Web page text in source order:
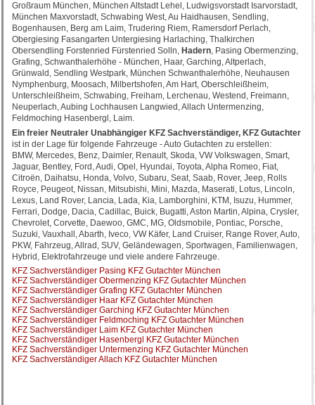
Großraum München, München Altstadt Lehel, Ludwigsvorstadt Isarvorstadt,
München Maxvorstadt, Schwabing West, Au Haidhausen, Sendling,
Bogenhausen, Berg am Laim, Trudering Riem, Ramersdorf Perlach,
Obergiesing Fasangarten Untergiesing Harlaching, Thalkirchen
Obersendling Forstenried Fürstenried Solln, Hadern, Pasing Obermenzing,
Grafing, Schwanthalerhöhe - München, Haar, Garching, Altperlach,
Grünwald, Sendling Westpark, München Schwanthalerhöhe, Neuhausen
Nymphenburg, Moosach, Milbertshofen, Am Hart, Oberschleißheim,
Unterschleißheim, Schwabing, Freiham, Lerchenau, Westend, Freimann,
Neuperlach, Aubing Lochhausen Langwied, Allach Untermenzing,
Feldmoching Hasenbergl, Laim.
Ein freier Neutraler Unabhängiger KFZ Sachverständiger, KFZ Gutachter
ist in der Lage für folgende Fahrzeuge - Auto Gutachten zu erstellen:
BMW, Mercedes, Benz, Daimler, Renault, Skoda, VW Volkswagen, Smart,
Jaguar, Bentley, Ford, Audi, Opel, Hyundai, Toyota, Alpha Romeo, Fiat,
Citroën, Daihatsu, Honda, Volvo, Subaru, Seat, Saab, Rover, Jeep, Rolls
Royce, Peugeot, Nissan, Mitsubishi, Mini, Mazda, Maserati, Lotus, Lincoln,
Lexus, Land Rover, Lancia, Lada, Kia, Lamborghini, KTM, Isuzu, Hummer,
Ferrari, Dodge, Dacia, Cadillac, Buick, Bugatti, Aston Martin, Alpina, Crysler,
Chevrolet, Corvette, Daewoo, GMC, MG, Oldsmobile, Pontiac, Porsche,
Suzuki, Vauxhall, Abarth, Iveco, VW Käfer, Land Cruiser, Range Rover, Auto,
PKW, Fahrzeug, Allrad, SUV, Geländewagen, Sportwagen, Familienwagen,
Hybrid, Elektrofahrzeuge und viele andere Fahrzeuge.
KFZ Sachverständiger Pasing KFZ Gutachter München
KFZ Sachverständiger Obermenzing KFZ Gutachter München
KFZ Sachverständiger Grafing KFZ Gutachter München
KFZ Sachverständiger Haar KFZ Gutachter München
KFZ Sachverständiger Garching KFZ Gutachter München
KFZ Sachverständiger Feldmoching KFZ Gutachter München
KFZ Sachverständiger Laim KFZ Gutachter München
KFZ Sachverständiger Hasenbergl KFZ Gutachter München
KFZ Sachverständiger Untermenzing KFZ Gutachter München
KFZ Sachverständiger Allach KFZ Gutachter München